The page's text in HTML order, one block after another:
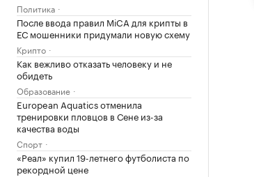
Политика
После ввода правил MiCA для крипты в
ЕС мошенники придумали новую схему
Крипто
Как вежливо отказать человеку и не
обидеть
Образование
European Aquatics отменила
тренировки пловцов в Сене из-за
качества воды
Спорт
«Реал» купил 19-летнего футболиста по
рекордной цене